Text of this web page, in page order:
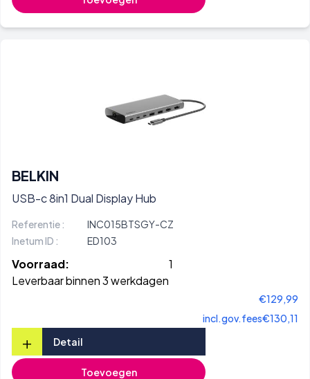
BELKIN
USB-c 8in1 Dual Display Hub
Referentie :
INC015BTSGY-CZ
Inetum ID :
ED103
Voorraad:
1
Leverbaar binnen 3 werkdagen
€129,99
incl.gov.fees€130,11
+ Detail
Toevoegen